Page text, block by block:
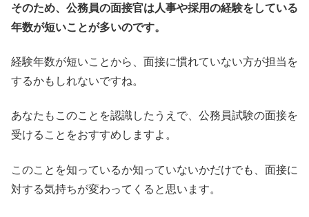
そのため、公務員の面接官は人事や採用の経験をしている
年数が短いことが多いのです。
経験年数が短いことから、面接に慣れていない方が担当を
するかもしれないですね。
あなたもこのことを認識したうえで、公務員試験の面接を
受けることをおすすめしますよ。
このことを知っているか知っていないかだけでも、面接に
対する気持ちが変わってくると思います。